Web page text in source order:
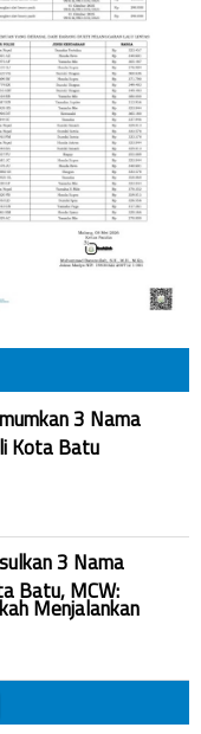
3 Nama
Kota Batu
3 Nama
Batu, MCW:
Menjalankan